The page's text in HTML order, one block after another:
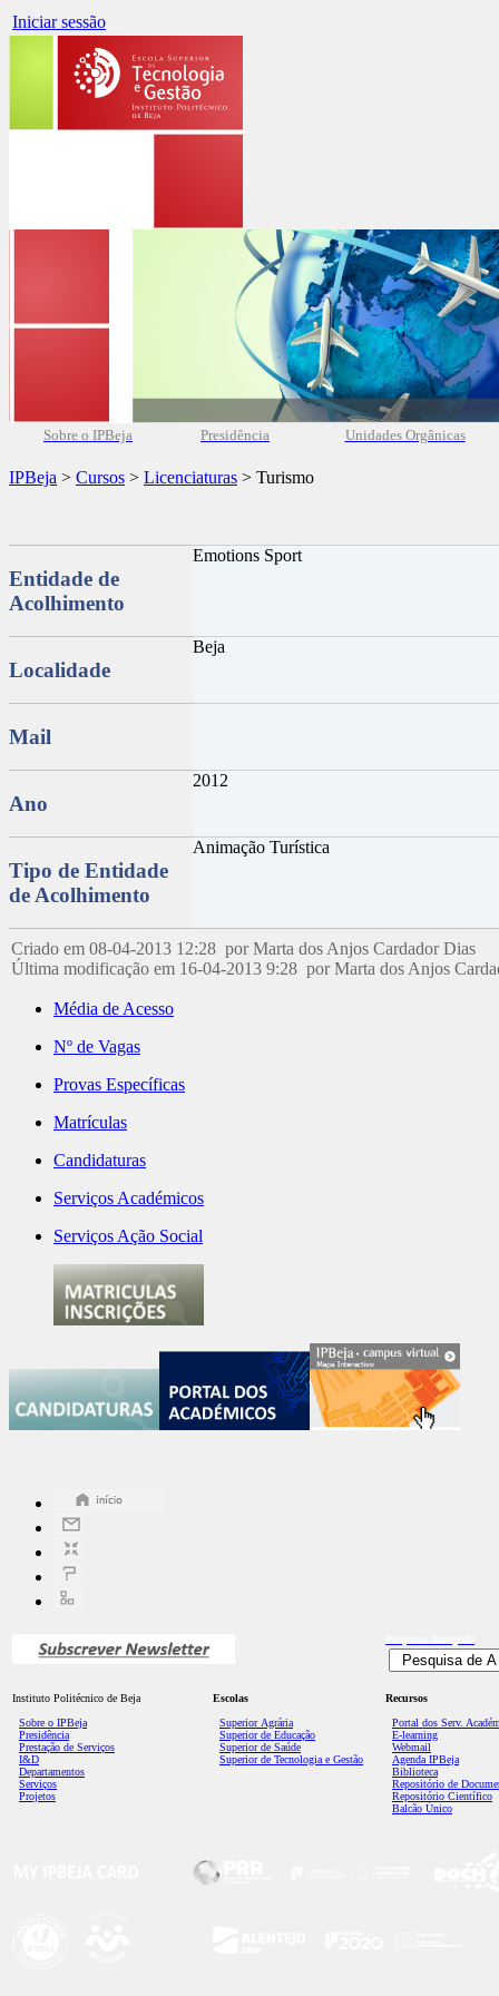
Iniciar sessão
Sobre o IPBeja Presidência Unidades Orgânicas
IPBeja > Cursos > Licenciaturas > Turismo
Entidade de
Acolhimento
Emotions Sport
Localidade
Beja
Mail
Ano
2012
Tipo de Entidade
de Acolhimento
Animação Turística
Criado em 08-04-2013 12:28 por Marta dos Anjos Cardador Dias
Última modificação em 16-04-2013 9:28 por Marta dos Anjos
Média de Acesso
Nº de Vagas
Provas Específicas
Matrículas
Candidaturas
Serviços Académicos
Serviços Ação Social
Instituto Politécnico de Beja
Sobre o IPBeja
Presidência
Prestação de Serviços
I&D
Departamentos
Serviços
Projetos
Escolas
Superior Agrária
Superior de Educação
Superior de Saúde
Superior de Tecnologia e Gestão
Recursos
Portal dos Serv.
E-learning
Webmail
Agenda IPBeja
Biblioteca
Repositório de
Repositório Científico
Balcão Único